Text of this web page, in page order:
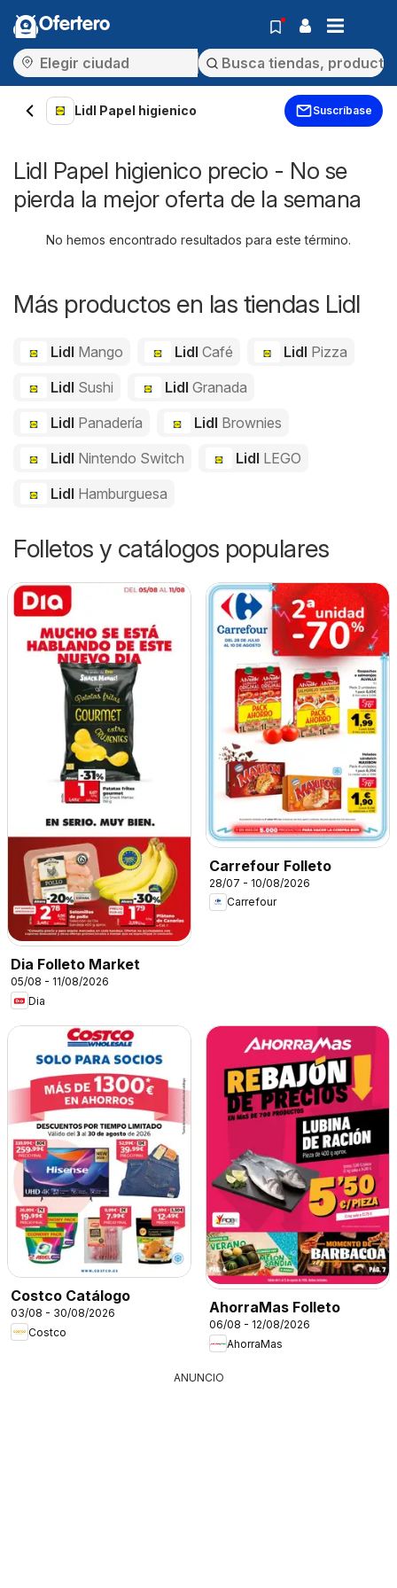
Ofertero
Lidl Papel higienico Suscríbase
Lidl Papel higienico precio - No se
pierda la mejor oferta de la semana
No hemos encontrado resultados para este término.
Más productos en las tiendas Lidl
Lidl Mango Lidl Café Lidl Pizza
Lidl Sushi Lidl Granada
Lidl Panadería Lidl Brownies
Lidl Nintendo Switch Lidl LEGO
Lidl Hamburguesa
Folletos y catálogos populares
Dia Folleto Market
05/08 - 11/08/2026
Dia
Carrefour Folleto
28/07 - 10/08/2026
Carrefour
Costco Catálogo
03/08 - 30/08/2026
Costco
AhorraMas Folleto
06/08 - 12/08/2026
AhorraMas
ANUNCIO